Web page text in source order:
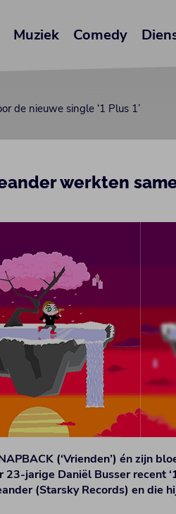
Muziek Comedy
de nieuwe single ‘1 Plus 1’
werkten
(‘Vrienden’) én zijn
jarige Daniël Busser recent
(Starsky Records) en die hij